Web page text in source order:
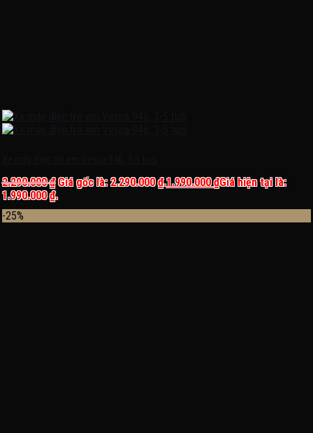
2.290.000₫ Giá gốc là: 2.290.000 ₫.1.990.000₫Giá hiện tại là:
1.990.000 ₫.
-25%